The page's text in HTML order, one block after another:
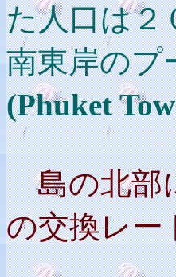
た人口は２
南東岸のプ
(Phuket
島の北部
の交換レー